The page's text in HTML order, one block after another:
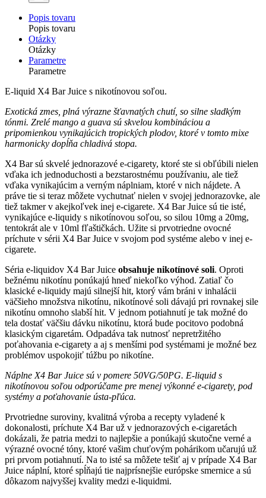
Popis tovaru
Popis tovaru
Otázky
Otázky
Parametre
Parametre
E-liquid X4 Bar Juice s nikotínovou soľou.
Exotická zmes, plná výrazne šťavnatých chutí, so silne sladkým
tónmi. Zrelé mango a guava sú skvelou kombináciou a
pripomienkou vynikajúcich tropických plodov, ktoré v tomto mixe
harmonicky dopĺňa chladivá stopa.
X4 Bar sú skvelé jednorazové e-cigarety, ktoré ste si obľúbili nielen
vďaka ich jednoduchosti a bezstarostnému používaniu, ale tiež
vďaka vynikajúcim a verným náplniam, ktoré v nich nájdete. A
práve tie si teraz môžete vychutnať nielen v svojej jednorazovke, ale
tiež takmer v akejkoľvek inej e-cigarete. X4 Bar Juice sú tie isté,
vynikajúce e-liquidy s nikotínovou soľou, so silou 10mg a 20mg,
tentokrát ale v 10ml fľaštičkách. Užite si prvotriedne ovocné
príchute v sérii X4 Bar Juice v svojom pod systéme alebo v inej e-
cigarete.
Séria e-liquidov X4 Bar Juice obsahuje nikotínové soli. Oproti
bežnému nikotínu ponúkajú hneď niekoľko výhod. Zatiaľ čo
klasické e-liquidy majú silnejší hit, ktorý vám bráni v inhalácii
väčšieho množstva nikotínu, nikotínové soli dávajú pri rovnakej sile
nikotínu omnoho slabší hit. V jednom potiahnutí je tak možné do
tela dostať väčšiu dávku nikotínu, ktorá bude pocitovo podobná
klasickým cigaretám. Odpadáva tak nutnosť nepretržitého
poťahovania e-cigarety a aj s menšími pod systémami je možné bez
problémov uspokojiť túžbu po nikotíne.
Náplne X4 Bar Juice sú v pomere 50VG/50PG. E-liquid s
nikotínovou soľou odporúčame pre menej výkonné e-cigarety, pod
systémy a poťahovanie ústa-pľúca.
Prvotriedne suroviny, kvalitná výroba a recepty vyladené k
dokonalosti, príchute X4 Bar už v jednorazových e-cigaretách
dokázali, že patria medzi to najlepšie a ponúkajú skutočne verné a
výrazné ovocné tóny, ktoré vašim chuťovým pohárikom učarujú už
pri prvom potiahnutí. Na to isté sa môžete tešiť aj v prípade X4 Bar
Juice náplní, ktoré spĺňajú tie najprísnejšie európske smernice a sú
dôkazom najvyššej kvality medzi e-liquidmi.